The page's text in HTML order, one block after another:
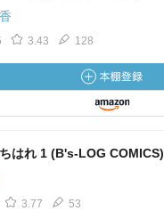
3.43 128
はれ 1 (B's-LOG COMICS)
3.77 53